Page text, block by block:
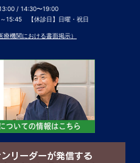
13:00 / 14:30〜19:00
15:45 【休診日】日曜・祝日
機関における書面掲示）